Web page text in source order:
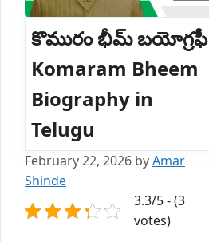
కొమురం భీమ్ బయోగ్రఫీ
Komaram Bheem
Biography in
Telugu
February 22, 2026 byAmar
Shinde
3.3/5 - (3
votes)